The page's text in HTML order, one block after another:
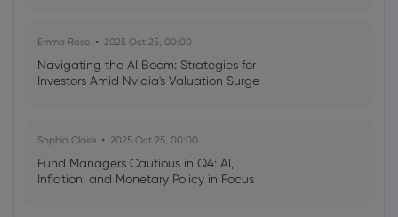
Emma Rose 2025 Oct 25, 00:00
Navigating the AI Boom: Strategies for
Investors Amid Nvidia's Valuation Surge
Sophia Claire 2025 Oct 25, 00:00
Fund Managers Cautious in Q4: AI,
Inflation, and Monetary Policy in Focus